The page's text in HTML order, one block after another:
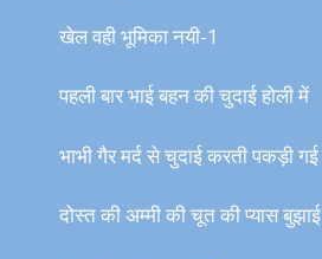
खेल वही भूमिका नयी-1
पहली बार भाई बहन की चुदाई होली में
भाभी गैर मर्द से चुदाई करती पकड़ी गई
दोस्त की अम्मी की चूत की प्यास बुझाई